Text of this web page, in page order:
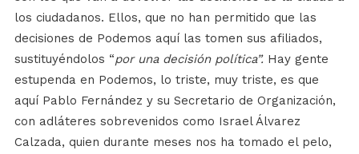
los ciudadanos. Ellos, que no han permitido que las
decisiones de Podemos aquí las tomen sus afiliados,
sustituyéndolos “por una decisión política”.Hay gente
estupenda en Podemos, lo triste, muy triste, es que
aquí Pablo Fernández y su Secretario de Organización,
con adláteres sobrevenidos como Israel Álvarez
Calzada, quien durante meses nos ha tomado el pelo,